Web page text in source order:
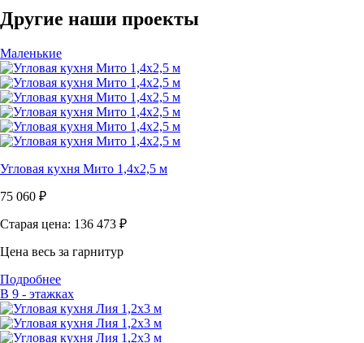
Другие наши проекты
Маленькие
Угловая кухня Мито 1,4х2,5 м
75 060 ₽
Старая цена: 136 473 ₽
Цена весь за гарнитур
Подробнее
В 9 - этажках